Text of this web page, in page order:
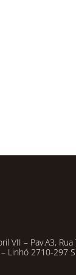
VII – Pav.A3, Rua
Linhó 2710-297